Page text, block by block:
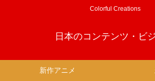
Colorful Creations
日本のコンテンツ・ビ
新作アニメ